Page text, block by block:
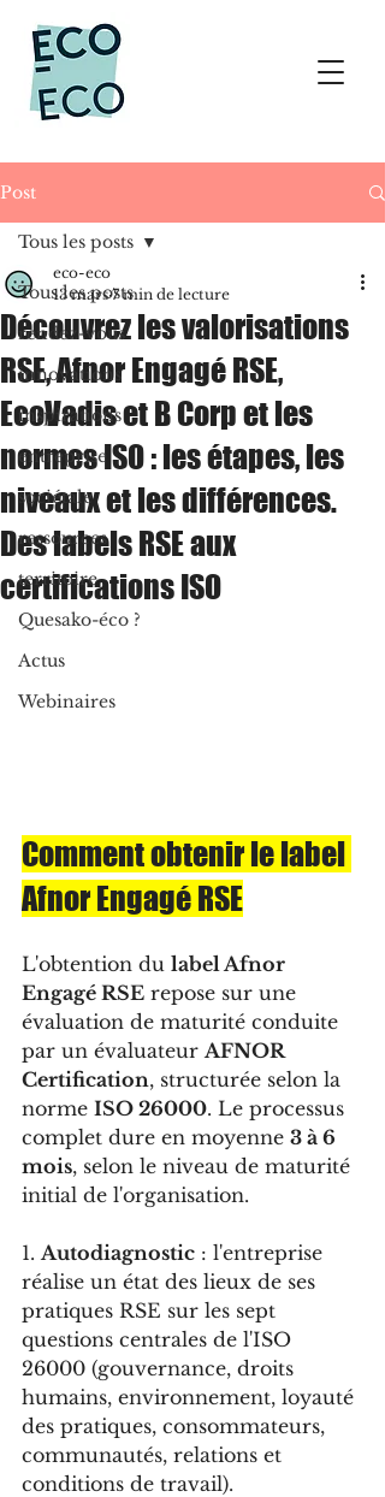
Post
Tous les posts
rendez-vous
innovations
inspirations
entreprise
sociétale
ressources
territoire
Quesako-éco ?
Actus
Webinaires
Tous les posts
Découvrez les valorisations
RSE, Afnor Engagé RSE,
EcoVadis et B Corp et les
normes ISO : les étapes, les
niveaux et les différences.
Des labels RSE aux
certifications ISO
eco-eco
13 mars 7 min de lecture
Comment obtenir le label
Afnor Engagé RSE
L'obtention du label Afnor
Engagé RSE repose sur une
évaluation de maturité conduite
par un évaluateur AFNOR
Certification, structurée selon la
norme ISO 26000. Le processus
complet dure en moyenne 3 à 6
mois, selon le niveau de maturité
initial de l'organisation.
1. Autodiagnostic : l'entreprise
réalise un état des lieux de ses
pratiques RSE sur les sept
questions centrales de l'ISO
26000 (gouvernance, droits
humains, environnement, loyauté
des pratiques, consommateurs,
communautés, relations et
conditions de travail).